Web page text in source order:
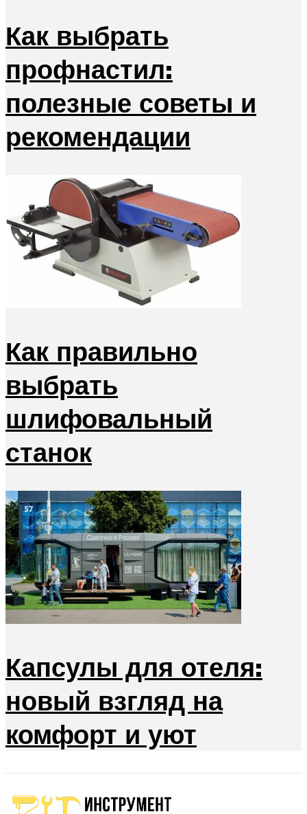
Как выбрать
профнастил:
полезные советы и
рекомендации
Как правильно
выбрать
шлифовальный
станок
Капсулы для отеля:
новый взгляд на
комфорт и уют